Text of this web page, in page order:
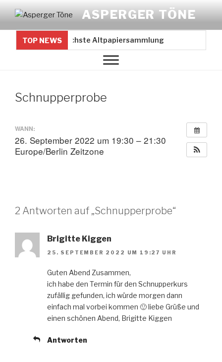
Inhalt
springen
ASPERGER TÖNE
TOP NEWSnächste Altpapiersammlung 18.07.2026
Schnupperprobe
WANN:
26. September 2022 um 19:30 – 21:30
Europe/Berlin Zeitzone
2 Antworten auf „Schnupperprobe“
Brigitte Kiggen
25. SEPTEMBER 2022 UM 19:27 UHR
Guten Abend Zusammen,
ich habe den Termin für den Schnupperkurs
zufällig gefunden, ich würde morgen dann
einfach mal vorbei kommen 🙂 liebe Grüße und
einen schönen Abend, Brigitte Kiggen
Antworten